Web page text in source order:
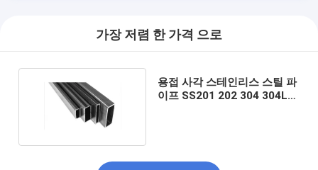
가장 저렴 한 가격 으로
용접 사각 스테인리스 스틸 파
이프 SS201 202 304 304L